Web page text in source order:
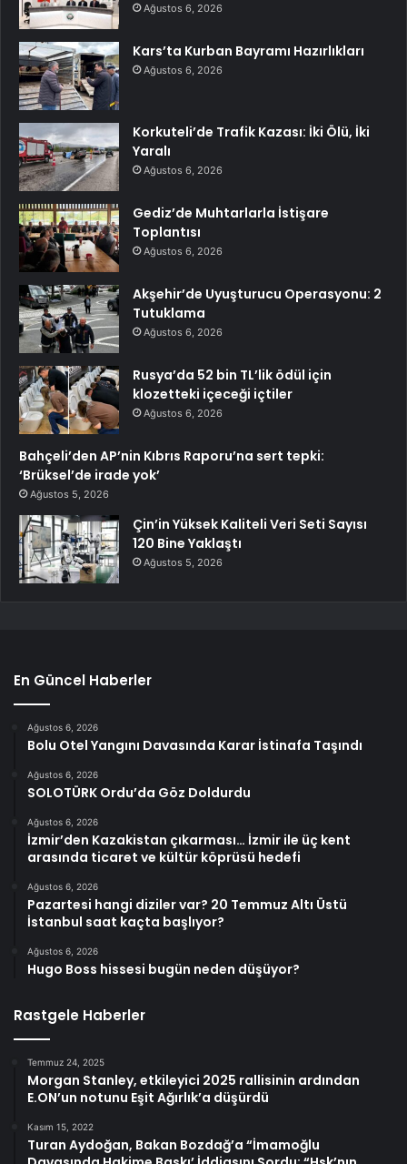
Ağustos 6, 2026
Kars’ta Kurban Bayramı Hazırlıkları
Ağustos 6, 2026
Korkuteli’de Trafik Kazası: İki Ölü, İki
Yaralı
Ağustos 6, 2026
Gediz’de Muhtarlarla İstişare
Toplantısı
Ağustos 6, 2026
Akşehir’de Uyuşturucu Operasyonu: 2
Tutuklama
Ağustos 6, 2026
Rusya’da 52 bin TL’lik ödül için
klozetteki içeceği içtiler
Ağustos 6, 2026
Bahçeli’den AP’nin Kıbrıs Raporu’na sert tepki:
‘Brüksel’de irade yok’
Ağustos 5, 2026
Çin’in Yüksek Kaliteli Veri Seti Sayısı
120 Bine Yaklaştı
Ağustos 5, 2026
En Güncel Haberler
Ağustos 6, 2026
Bolu Otel Yangını Davasında Karar İstinafa Taşındı
Ağustos 6, 2026
SOLOTÜRK Ordu’da Göz Doldurdu
Ağustos 6, 2026
İzmir’den Kazakistan çıkarması… İzmir ile üç kent
arasında ticaret ve kültür köprüsü hedefi
Ağustos 6, 2026
Pazartesi hangi diziler var? 20 Temmuz Altı Üstü
İstanbul saat kaçta başlıyor?
Ağustos 6, 2026
Hugo Boss hissesi bugün neden düşüyor?
Rastgele Haberler
Temmuz 24, 2025
Morgan Stanley, etkileyici 2025 rallisinin ardından
E.ON’un notunu Eşit Ağırlık’a düşürdü
Kasım 15, 2022
Turan Aydoğan, Bakan Bozdağ’a “İmamoğlu